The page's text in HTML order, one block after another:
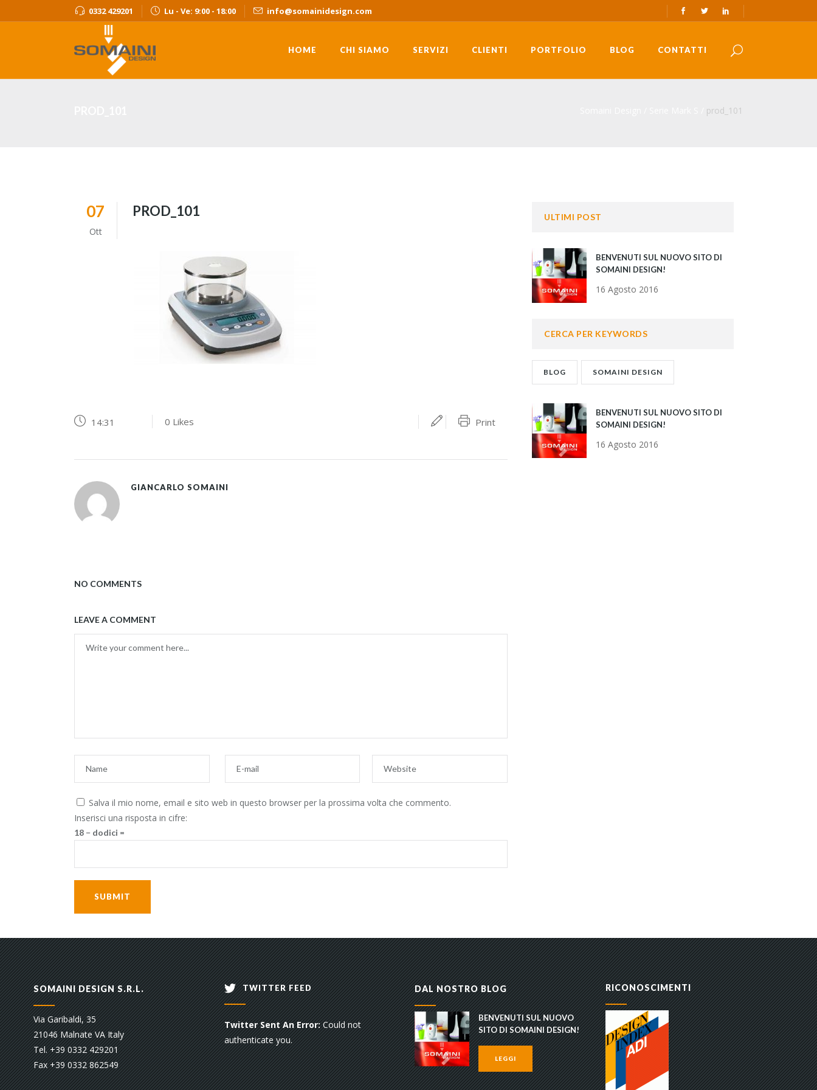
0332 429201 Lu - Ve: 9:00 - 18:00 info@somainidesign.com
HOME CHI SIAMO SERVIZI CLIENTI PORTFOLIO BLOG CONTATTI
prod_101
07
Ott
PROD_101
14:31 0 Likes Print
GIANCARLO SOMAINI
NO COMMENTS
LEAVE A COMMENT
Salva il mio nome, email e sito web in questo browser per la prossima volta che commento.
Inserisci una risposta in cifre:
18 − dodici =
ULTIMI POST
BENVENUTI SUL NUOVO SITO DI
SOMAINI DESIGN!
16 Agosto 2016
CERCA PER KEYWORDS
BLOG SOMAINI DESIGN
BENVENUTI SUL NUOVO SITO DI
SOMAINI DESIGN!
16 Agosto 2016
SOMAINI DESIGN S.R.L.
Via Garibaldi, 35
21046 Malnate VA Italy
Tel. +39 0332 429201
Fax +39 0332 862549
TWITTER FEED
Twitter Sent An Error:Could not
authenticate you.
DAL NOSTRO BLOG
BENVENUTI SUL NUOVO
SITO DI SOMAINI DESIGN!
LEGGI
RICONOSCIMENTI